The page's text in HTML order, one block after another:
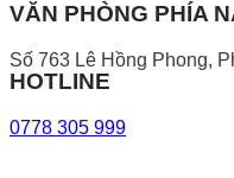
VĂN PHÒNG PHÍA
Số 763 Lê Hồng Phong,
HOTLINE
0778 305 999